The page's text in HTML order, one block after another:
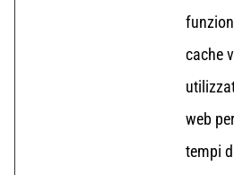
cache
web
tempi